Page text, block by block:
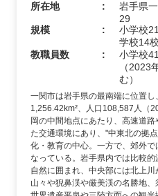
所在地
岩手県
29
規模
小学校
学校14
教職員数
小学校
（2023
む）
一関市は岩手県の最南端に位置
1,256.42km²、人口108,587人（
岡の中間地点にあたり、高速道
た交通環境にあり、"中東北の拠
化・教育の中心。一方で、郊外
なっている。岩手県内では比較
自然に囲まれ、中央部には北上
山々や猊鼻渓や厳美渓の名勝地、